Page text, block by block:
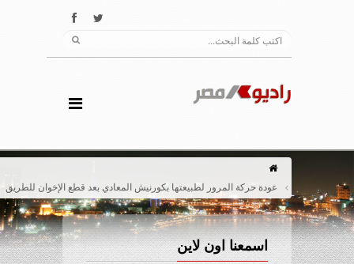
عودة حركة المرور لطبيعتها بكورنيش المعادي بعد قطع الإخوان للطريق
اسمعنا اون لاين